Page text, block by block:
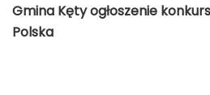
Gmina Kęty ogłoszenie konkurs
Polska